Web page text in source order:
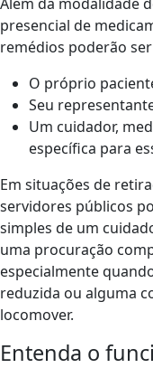
presencial de
remédios poderão
O próprio
Seu
Um cuidador,
específica para
Em situações de
servidores públicos
simples de um
uma procuração
especialmente
reduzida ou alguma
locomover.
Entenda o